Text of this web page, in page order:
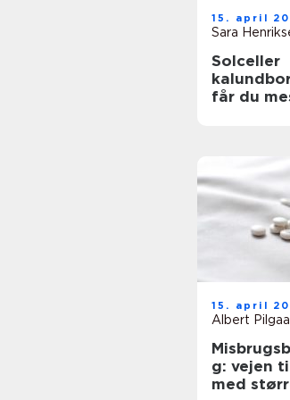
15. april
Sara
Solceller
kalundborg
får du
15. april
Albert
g: vejen
med